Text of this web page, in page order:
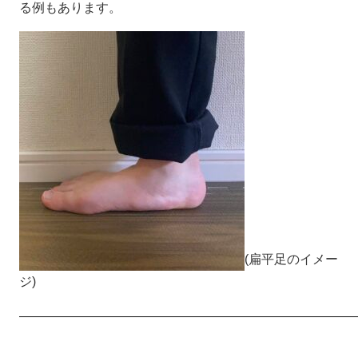
る例もあります。
(扁平足のイメー
ジ)